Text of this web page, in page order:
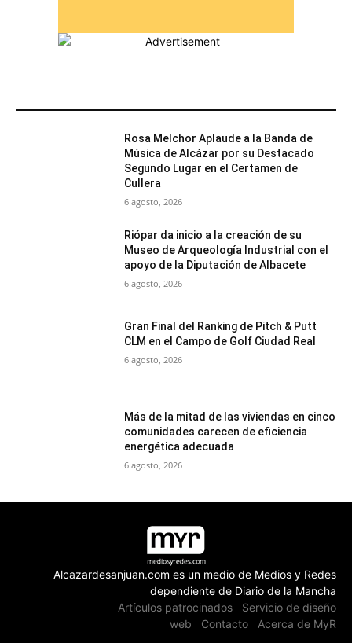
Rosa Melchor Aplaude a la Banda de
Música de Alcázar por su Destacado
Segundo Lugar en el Certamen de
Cullera
6 agosto, 2026
Riópar da inicio a la creación de su
Museo de Arqueología Industrial con el
apoyo de la Diputación de Albacete
6 agosto, 2026
Gran Final del Ranking de Pitch & Putt
CLM en el Campo de Golf Ciudad Real
6 agosto, 2026
Más de la mitad de las viviendas en cinco
comunidades carecen de eficiencia
energética adecuada
6 agosto, 2026
Alcazardesanjuan.com es un medio de Medios y Redes
dependiente de Diario de la Mancha
Artículos patrocinados
Servicio de diseño
web
Contacto Acerca de MyR